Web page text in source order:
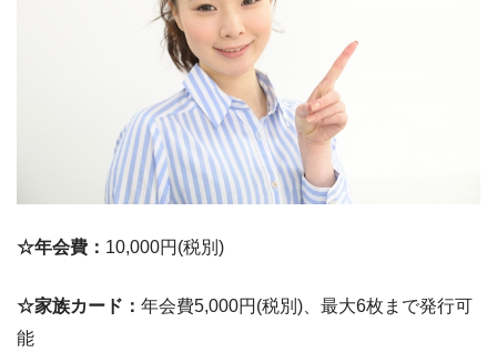
☆年会費： 10,000円(税別)
☆家族カード： 年会費5,000円(税別)、最大6枚まで発行可
能